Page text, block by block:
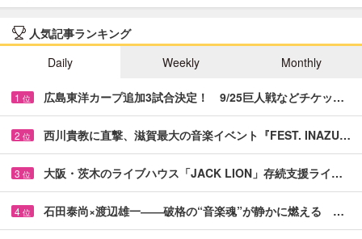
人気記事ランキング
Daily
Weekly Monthly
1 位 広島東洋カープ追加3試合決定！ 9/25巨人戦などチケッ…
2 位 西川貴教に直撃、滋賀最大の音楽イベント『FEST. INAZU…
3 位 大阪・茨木のライブハウス「JACK LION」存続支援ライ…
4 位 石田泰尚×渡辺雄一――破格の“音楽魂”が静かに燃える …